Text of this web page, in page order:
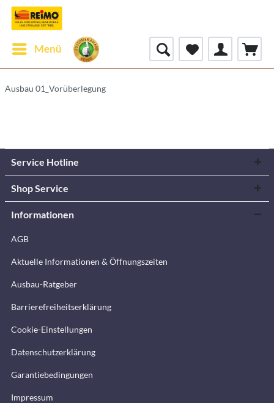
Menü
Ausbau 01_Vorüberlegung
Service Hotline
Shop Service
Informationen
AGB
Aktuelle Informationen & Öffnungszeiten
Ausbau-Ratgeber
Barrierefreiheitserklärung
Cookie-Einstellungen
Datenschutzerklärung
Garantiebedingungen
Impressum